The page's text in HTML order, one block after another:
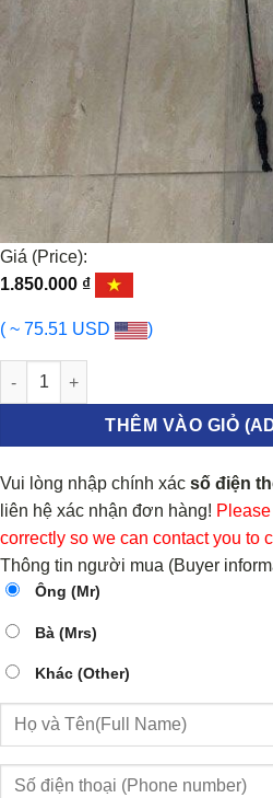
Giá (Price):
1.850.000 ₫
( ~ 75.51 USD )
DÂY ĐI SỐ AT HYUNDAI ELANTRA
THÊM VÀO GIỎ
Vui lòng nhập chính xác số điện
liên hệ xác nhận đơn hàng!
correctly so we can contact you to
Thông tin người mua (Buyer
Ông (Mr)
Bà (Mrs)
Khác (Other)